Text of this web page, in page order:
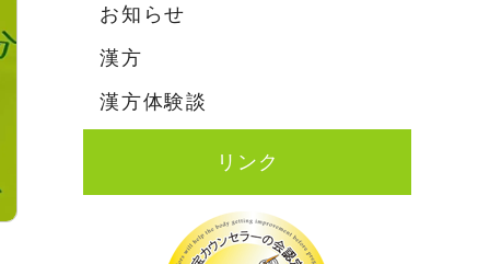
お知らせ
漢方
漢方体験談
リンク